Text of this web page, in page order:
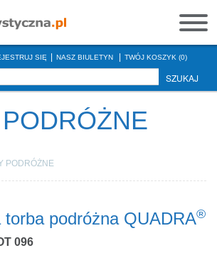
SIĘ NASZ BIULETYN TWÓJ KOSZYK (0)
SZUKAJ
PODRÓŻNE
torba podróżna QUADRA®
096